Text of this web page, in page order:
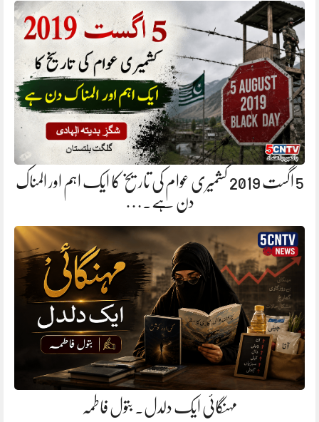
5 اگست 2019 کشمیری عوام کی تاریخ کا ایک اہم اور المناک
دن ہے.…
مہنگائی ایک دلدل. بتول فاطمہ